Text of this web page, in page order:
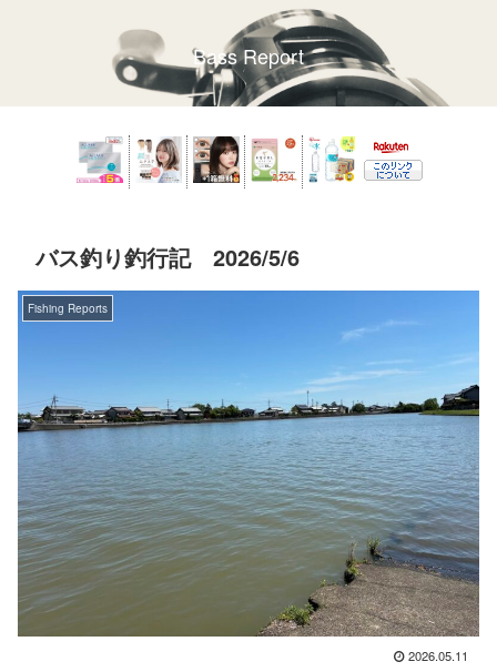
Bass Report
バス釣り釣行記 2026/5/6
Fishing Reports
2026.05.11